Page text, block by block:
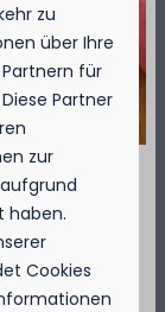
50
für 2
zu
über Ihre
für
Partner
zur
haben.
Cookies